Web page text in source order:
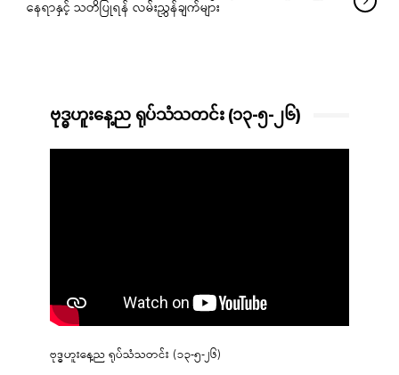
နေရာနှင့် သတိပြုရန် လမ်းညွှန်ချက်များ
ဗုဒ္ဓဟူးနေ့ည ရုပ်သံသတင်း (၁၃-၅-၂၆)
ဗုဒ္ဓဟူးနေ့ည ရုပ်သံသတင်း (၁၃-၅-၂၆)